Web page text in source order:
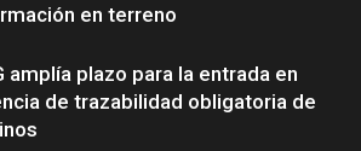
en terreno
amplía plazo para la entrada en
de trazabilidad obligatoria de